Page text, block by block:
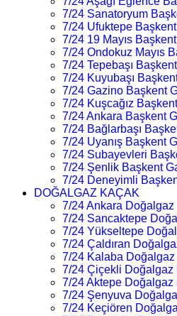
7/24 Sanatoryum
7/24 Ufuktepe
7/24 19 Mayıs
7/24 Ondokuz Mayıs
7/24 Tepebaşı
7/24 Kuyubaşı
7/24 Gazino Başkent
7/24 Kuşcağız
7/24 Ankara Başkent
7/24 Bağlarbaşı
7/24 Uyanış Başkent
7/24 Subayevleri
7/24 Şenlik Başkent
7/24 Deneyimli
DOĞALGAZ KAÇAK
7/24 Ankara Doğalgaz
7/24 Sancaktepe
7/24 Yükseltepe
7/24 Çaldıran
7/24 Kalaba Doğalgaz
7/24 Çiçekli Doğalgaz
7/24 Aktepe Doğalgaz
7/24 Şenyuva
7/24 Keçiören